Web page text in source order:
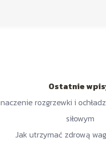
Ostatnie
rozgrzewki i
siłowym
Jak utrzymać zdrową